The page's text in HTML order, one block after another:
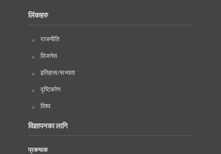
लिंकहरु
राजनीति
विजनेस
इतिहास/सभ्यता
दृष्टिकोण
विश्व
विज्ञापनका लागि
प्रबन्धक